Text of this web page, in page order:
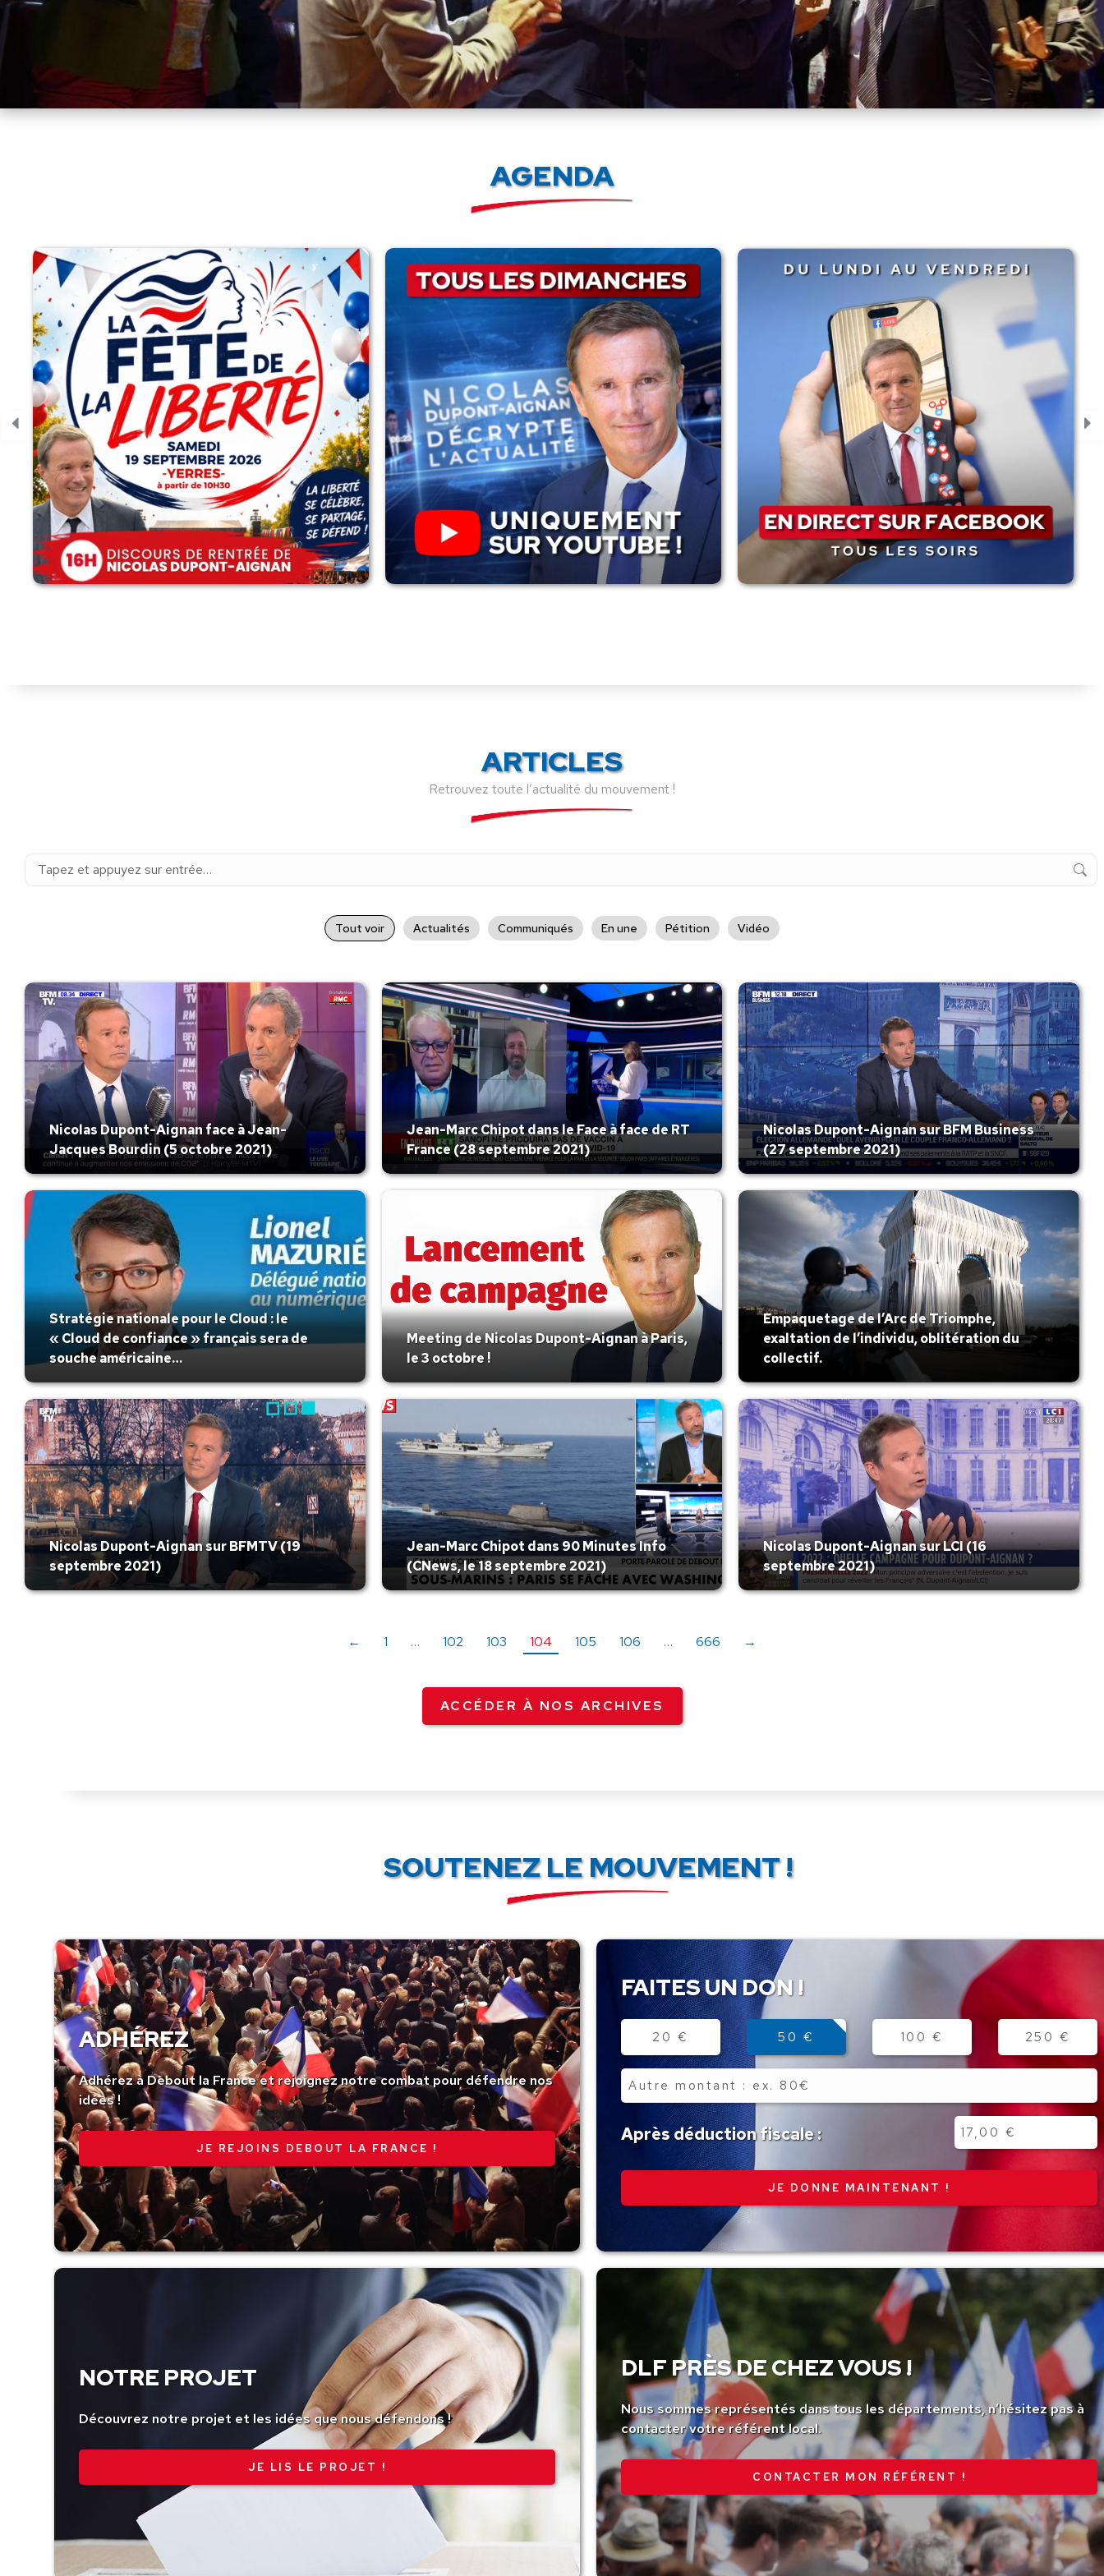
AGENDA
ARTICLES
Retrouvez toute l’actualité du mouvement !
Recherche
Tout voir Actualités Communiqués En une Pétition Vidéo
Nicolas Dupont-Aignan face à Jean-
Jacques Bourdin (5 octobre 2021)
Jean-Marc Chipot dans le Face à face de RT
France (28 septembre 2021)
Nicolas Dupont-Aignan sur BFM Business
(27 septembre 2021)
Stratégie nationale pour le Cloud : le
« Cloud de confiance » français sera de
souche américaine…
Meeting de Nicolas Dupont-Aignan à Paris,
le 3 octobre !
Empaquetage de l’Arc de Triomphe,
exaltation de l’individu, oblitération du
collectif.
Nicolas Dupont-Aignan sur BFMTV (19
septembre 2021)
Jean-Marc Chipot dans 90 Minutes Info
(CNews, le 18 septembre 2021)
Nicolas Dupont-Aignan sur LCI (16
septembre 2021)
← 1 … 102 103 104 105 106 … 666 →
ACCÉDER À NOS ARCHIVES
SOUTENEZ LE MOUVEMENT !
ADHÉREZ
Adhérez à Debout la France et rejoignez notre combat pour défendre nos
idées !
JE REJOINS DEBOUT LA FRANCE !
FAITES UN DON !
Montant
20 € 50 € 100 € 250 €
Autre
montant
Après déduction fiscale :
NOTRE PROJET
Découvrez notre projet et les idées que nous défendons !
JE LIS LE PROJET !
DLF PRÈS DE CHEZ VOUS !
Nous sommes représentés dans tous les départements, n’hésitez pas à
contacter votre référent local.
CONTACTER MON RÉFÉRENT !